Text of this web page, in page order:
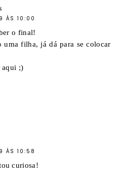
ÀS 10:00
o final!
uma filha, já dá para se colocar
aqui ;)
ÀS 10:58
curiosa!